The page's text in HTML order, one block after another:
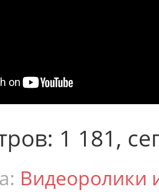
1 181,
Видеоролики